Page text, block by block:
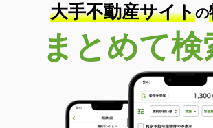
大手不動産サイトの
まとめて検